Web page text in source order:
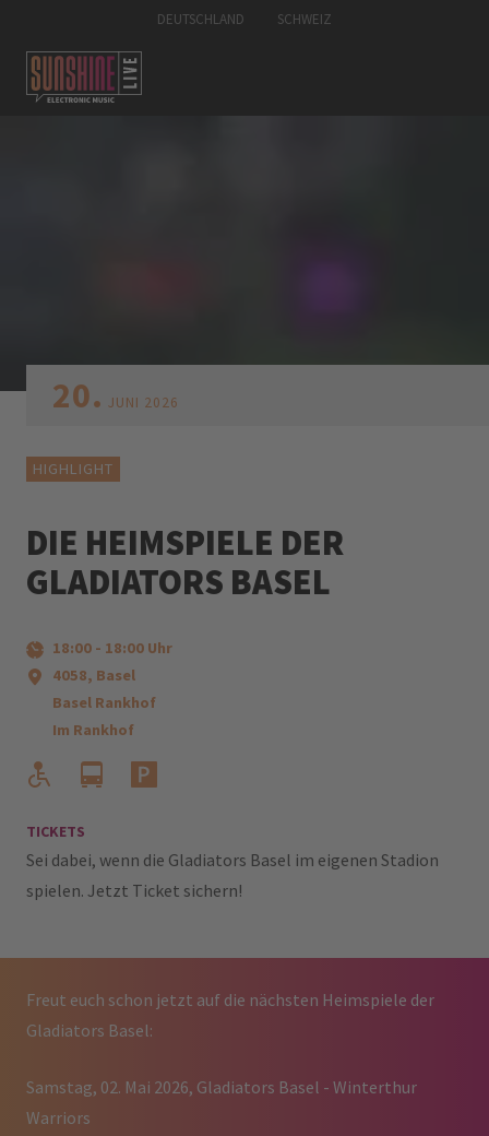
DEUTSCHLAND SCHWEIZ
20. JUNI 2026
HIGHLIGHT
DIE HEIMSPIELE DER
GLADIATORS BASEL
18:00 - 18:00 Uhr
4058, Basel
Basel Rankhof
Im Rankhof
TICKETS
Sei dabei, wenn die Gladiators Basel im eigenen Stadion
spielen. Jetzt Ticket sichern!
Freut euch schon jetzt auf die nächsten Heimspiele der
Gladiators Basel:
Samstag, 02. Mai 2026, Gladiators Basel - Winterthur
Warriors